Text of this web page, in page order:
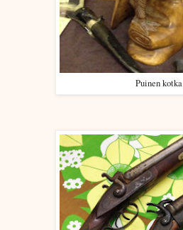
Puinen kotka